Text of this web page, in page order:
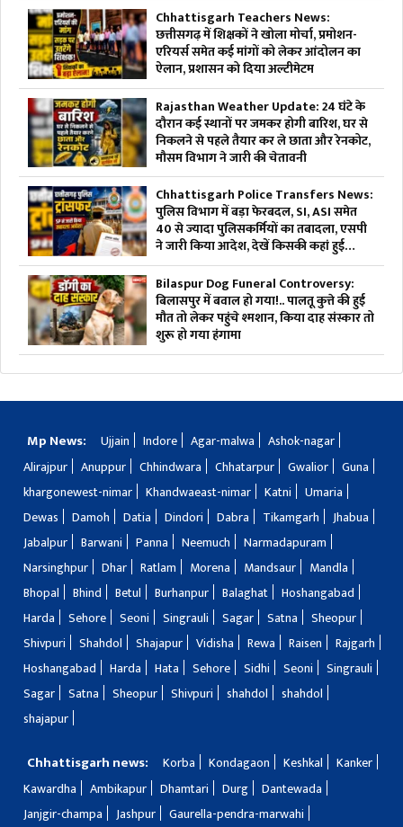
Chhattisgarh Teachers News:
छत्तीसगढ़ में शिक्षकों ने खोला मोर्चा, प्रमोशन-
एरियर्स समेत कई मांगों को लेकर आंदोलन का
ऐलान, प्रशासन को दिया अल्टीमेटम
Rajasthan Weather Update: 24 घंटे के
दौरान कई स्थानों पर जमकर होगी बारिश, घर से
निकलने से पहले तैयार कर ले छाता और रेनकोट,
मौसम विभाग ने जारी की चेतावनी
Chhattisgarh Police Transfers News:
पुलिस विभाग में बड़ा फेरबदल, SI, ASI समेत
40 से ज्यादा पुलिसकर्मियों का तबादला, एसपी
ने जारी किया आदेश, देखें किसकी कहां हुई
तैनाती
Bilaspur Dog Funeral Controversy:
बिलासपुर में बवाल हो गया!.. पालतू कुत्ते की हुई
मौत तो लेकर पहुंचे श्मशान, किया दाह संस्कार तो
शुरू हो गया हंगामा
Mp News: Ujjain Indore Agar-malwa
Ashok-nagar
Alirajpur
Anuppur Chhindwara Chhatarpur Gwalior
Guna
khargonewest-nimar
Khandwaeast-nimar Katni
Umaria
Dewas
Damoh Datia Dindori Dabra Tikamgarh
Jhabua
Jabalpur
Barwani Panna Neemuch
Narmadapuram
Narsinghpur
Dhar Ratlam Morena Mandsaur
Mandla
Bhopal
Bhind Betul Burhanpur Balaghat
Hoshangabad
Harda
Sehore Seoni Singrauli Sagar Satna
Sheopur
Shivpuri
Shahdol Shajapur Vidisha Rewa Raisen
Rajgarh
Hoshangabad
Harda Hata Sehore Sidhi Seoni
Singrauli
Sagar
Satna Sheopur Shivpuri shahdol
shahdol
shajapur
Chhattisgarh news: Korba Kondagaon Keshkal
Kanker
Kawardha
Ambikapur Dhamtari Durg
Dantewada
Janjgir-champa
Jashpur
Gaurella-pendra-marwahi